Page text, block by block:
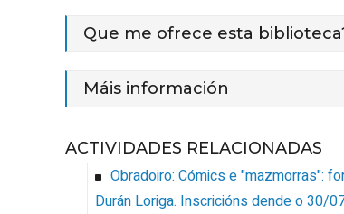
Que me ofrece esta
Máis información
ACTIVIDADES RELACIONADAS
Obradoiro: Cómics e "mazmorras":
Durán Loriga. Inscricións dende o 30/